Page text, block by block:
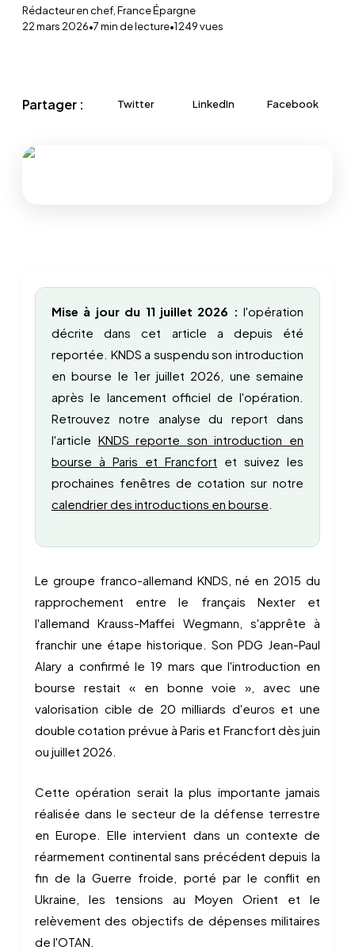
Rédacteur en chef, France Épargne
22 mars 2026•7min de lecture•1 249vues
Partager : Twitter LinkedIn Facebook
Mise à jour du 11 juillet 2026 : l'opération
décrite dans cet article a depuis été
reportée. KNDS a suspendu son introduction
en bourse le 1er juillet 2026, une semaine
après le lancement officiel de l'opération.
Retrouvez notre analyse du report dans
l'article KNDS reporte son introduction en
bourse à Paris et Francfort et suivez les
prochaines fenêtres de cotation sur notre
calendrier des introductions en bourse.
Le groupe franco-allemand KNDS, né en 2015 du
rapprochement entre le français Nexter et
l'allemand Krauss-Maffei Wegmann, s'apprête à
franchir une étape historique. Son PDG Jean-Paul
Alary a confirmé le 19 mars que l'introduction en
bourse restait « en bonne voie », avec une
valorisation cible de 20 milliards d'euros et une
double cotation prévue à Paris et Francfort dès juin
ou juillet 2026.
Cette opération serait la plus importante jamais
réalisée dans le secteur de la défense terrestre
en Europe. Elle intervient dans un contexte de
réarmement continental sans précédent depuis la
fin de la Guerre froide, porté par le conflit en
Ukraine, les tensions au Moyen Orient et le
relèvement des objectifs de dépenses militaires
de l'OTAN.